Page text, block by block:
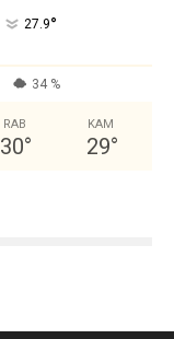
27.9°
34 %
RAB
30°
KAM
29°